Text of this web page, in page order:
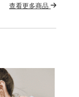
查看更多商品